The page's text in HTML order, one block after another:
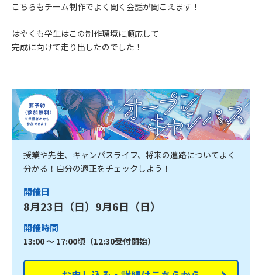
こちらもチーム制作でよく聞く会話が聞こえます！
はやくも学生はこの制作環境に順応して
完成に向けて走り出したのでした！
授業や先生、キャンパスライフ、将来の進路についてよく
分かる！自分の適正をチェックしよう！
開催日
8月23日（日）9月6日（日）
開催時間
13:00 ～ 17:00頃（12:30受付開始）